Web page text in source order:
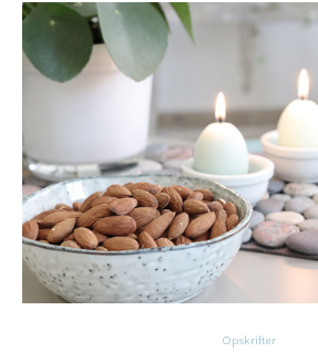
Opskrifter